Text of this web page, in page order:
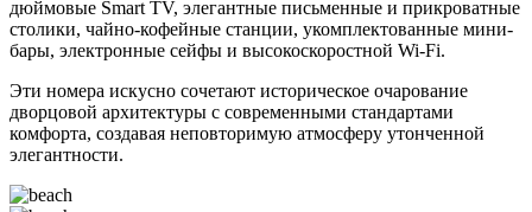
дюймовые Smart TV, элегантные письменные и прикроватные
столики, чайно-кофейные станции, укомплектованные мини-
бары, электронные сейфы и высокоскоростной Wi-Fi.
Эти номера искусно сочетают историческое очарование
дворцовой архитектуры с современными стандартами
комфорта, создавая неповторимую атмосферу утонченной
элегантности.